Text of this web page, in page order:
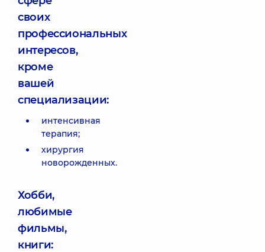
своих
профессиональных
интересов,
кроме
вашей
специализации:
интенсивная
терапия;
хирургия
новорожденных.
Хобби,
любимые
фильмы,
книги: